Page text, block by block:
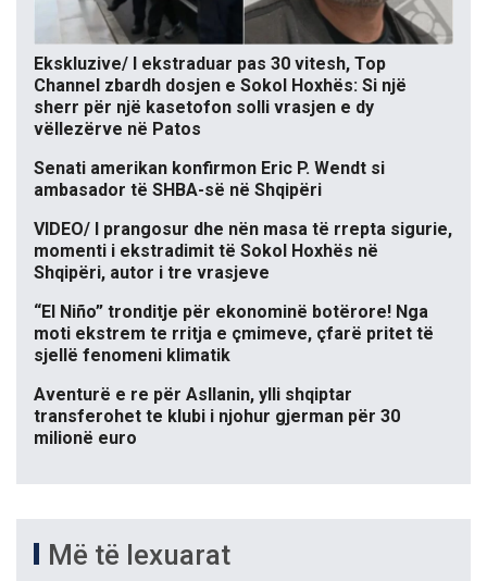
Ekskluzive/ I ekstraduar pas 30 vitesh, Top
Channel zbardh dosjen e Sokol Hoxhës: Si një
sherr për një kasetofon solli vrasjen e dy
vëllezërve në Patos
Senati amerikan konfirmon Eric P. Wendt si
ambasador të SHBA-së në Shqipëri
VIDEO/ I prangosur dhe nën masa të rrepta sigurie,
momenti i ekstradimit të Sokol Hoxhës në
Shqipëri, autor i tre vrasjeve
“El Niño” tronditje për ekonominë botërore! Nga
moti ekstrem te rritja e çmimeve, çfarë pritet të
sjellë fenomeni klimatik
Aventurë e re për Asllanin, ylli shqiptar
transferohet te klubi i njohur gjerman për 30
milionë euro
Më të lexuarat